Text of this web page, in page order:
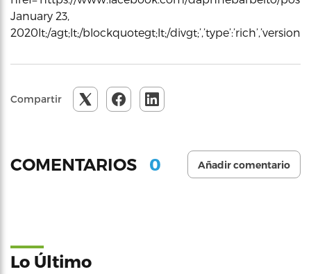
January 23,
2020lt;/agt;lt;/blockquotegt;lt;/
Compartir
COMENTARIOS 0 Añadir comentario
Lo Último